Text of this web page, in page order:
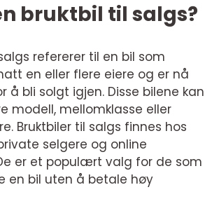
bruktbil til salgs?
refererer til en bil som
en eller flere eiere og er nå
å bli solgt igjen. Disse bilene kan
modell, mellomklasse eller
Bruktbiler til salgs finnes hos
selgere og online
er et populært valg for de som
en bil uten å betale høy